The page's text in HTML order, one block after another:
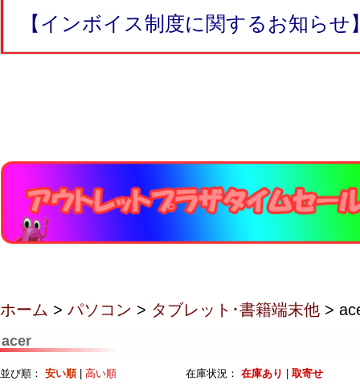
【インボイス制度に関するお知らせ
ホーム > パソコン > タブレット･書籍端末他 >
acer
並び順： 安い順| 高い順 在庫状況： 在庫あり 取寄せ